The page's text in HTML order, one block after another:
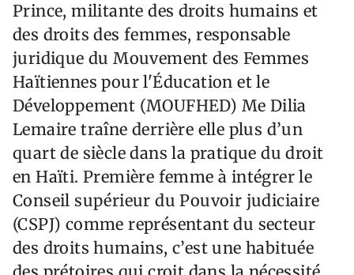
Prince, militante des droits humains et
des droits des femmes, responsable
juridique du Mouvement des Femmes
Haïtiennes pour l'Éducation et le
Développement (MOUFHED) Me Dilia
Lemaire traîne derrière elle plus d’un
quart de siècle dans la pratique du droit
en Haïti. Première femme à intégrer le
Conseil supérieur du Pouvoir judiciaire
(CSPJ) comme représentant du secteur
des droits humains, c’est une habituée